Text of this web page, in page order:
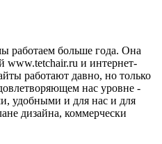
работаем больше года. Она
www.tetchair.ru и интернет-
работают давно, но только
нас уровне -
удобными и для нас и для
дизайна, коммерчески